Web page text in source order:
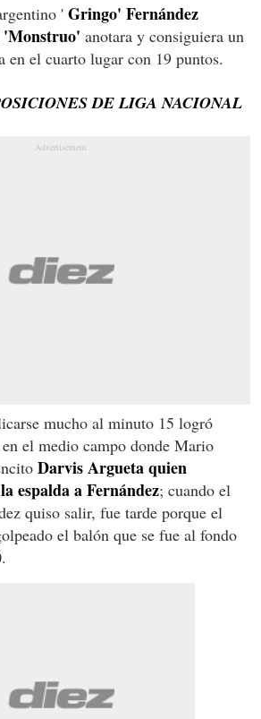
' Gringo' Fernández
'Monstruo' anotara y consiguiera un
en el cuarto lugar con 19 puntos.
DE LIGA NACIONAL
mucho al minuto 15 logró
el medio campo donde Mario
Darvis Argueta quien
espalda a Fernández; cuando el
quiso salir, fue tarde porque el
el balón que se fue al fondo